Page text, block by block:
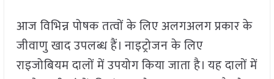
आज विभिन्न पोषक तत्वों के लिए अलगअलग प्रकार के
जीवाणु खाद उपलब्ध हैं। नाइट्रोजन के लिए
राइजोबियम दालों में उपयोग किया जाता है। यह दालों में